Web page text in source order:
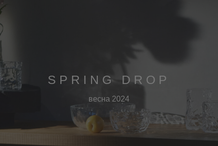
SPRING DROP
весна 2024